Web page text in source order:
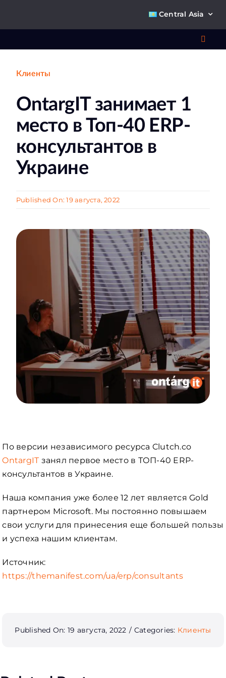
Central Asia
Клиенты
OntargIT занимает 1
место в Топ-40 ERP-
консультантов в
Украине
Published On: 19 августа, 2022
По версии независимого ресурса Clutch.co
OntargITзанял первое место в ТОП-40 ERP-
консультантов в Украине.
Наша компания уже более 12 лет является Gold
партнером Microsoft. Мы постоянно повышаем
свои услуги для принесения еще большей пользы
и успеха нашим клиентам.
Источник:
https://themanifest.com/ua/erp/consultants
Published On: 19 августа, 2022 / Categories: Клиенты